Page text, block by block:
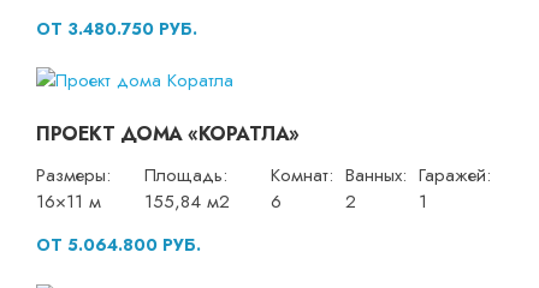
ОТ 3.480.750 РУБ.
ПРОЕКТ ДОМА «КОРАТЛА»
Размеры:
16×11 м
Площадь:
155,84 м2
Комнат:
6
Ванных:
2
Гаражей:
1
ОТ 5.064.800 РУБ.